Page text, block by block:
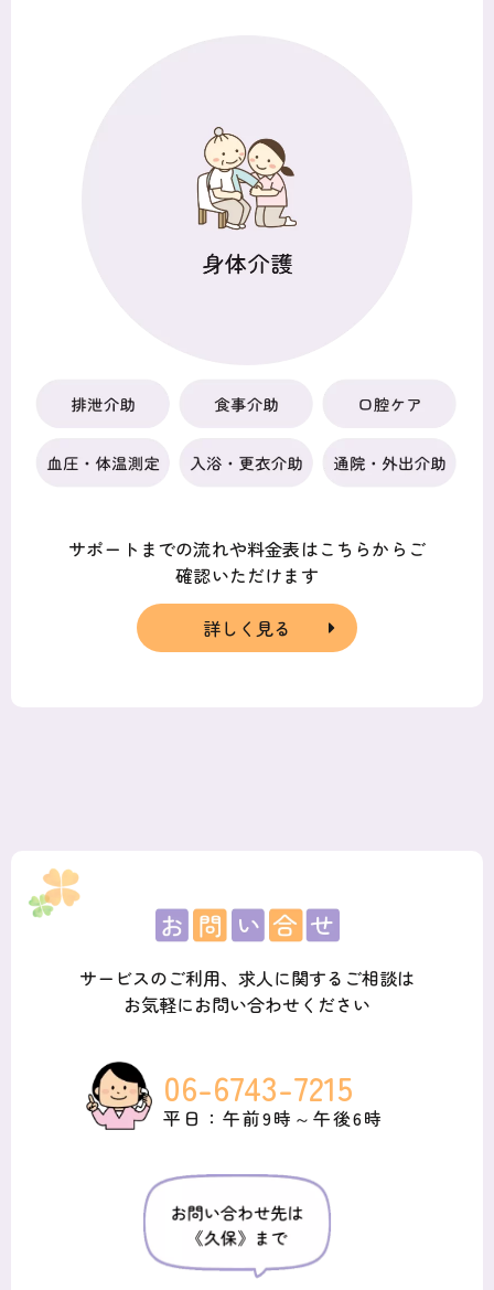
サポートまでの流れや料金表はこちらからご
確認いただけます
詳しく見る
サービスのご利用、求人に関するご相談は
お気軽にお問い合わせください
06-6743-7215
平日：午前9時～午後6時